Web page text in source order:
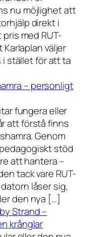
nu möjlighet att
direkt i
med RUT-
väljer
stället för att ta
– personligt
fungera eller
att förstå finns
Genom
stöd
att hantera –
tack vare RUT-
låser sig,
den nya […]
Strand –
krånglar